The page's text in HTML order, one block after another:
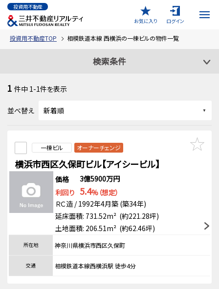
投資用不動産
お気に入り
ログイン
投資用不動産TOP 相模鉄道本線 西横浜の一棟ビルの物件一覧
検索条件
1 件中 1-1件を表示
並べ替え
一棟ビル オーナーチェンジ
横浜市西区久保町ビル【アイシービル】
価格
3億5900万円
利回り 5.4%（想定）
ＲＣ造 / 1992年4月築 (築34年)
延床面積: 731.52m² (約221.28坪)
土地面積: 206.51m² (約62.46坪)
所在地 神奈川県横浜市西区久保町
交通 相模鉄道本線西横浜駅 徒歩4分